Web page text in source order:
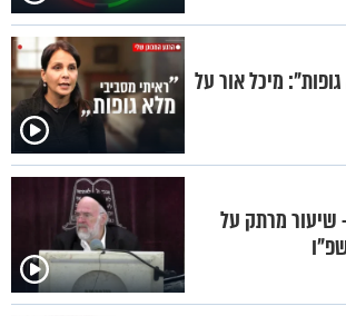
מיכל אור על
שיעור מרתק על